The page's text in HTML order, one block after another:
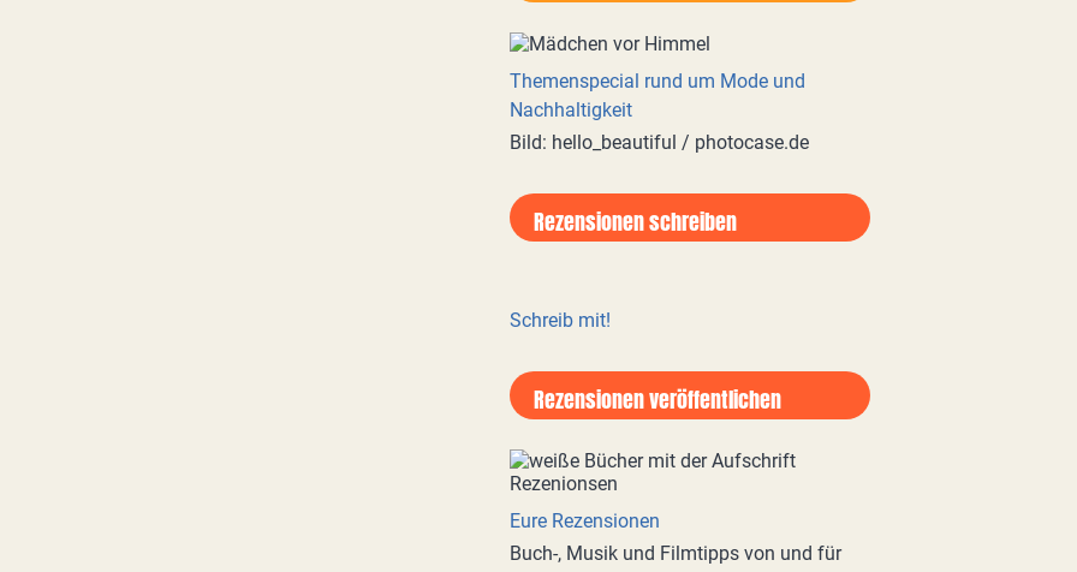
Themenspecial rund um Mode und
Nachhaltigkeit
Bild: hello_beautiful / photocase.de
Rezensionen schreiben
Schreib mit!
Rezensionen veröffentlichen
Eure Rezensionen
Buch-, Musik und Filmtipps von und für